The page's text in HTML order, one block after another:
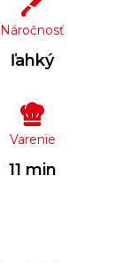
Náročnosť
ľahký
Varenie
11 min